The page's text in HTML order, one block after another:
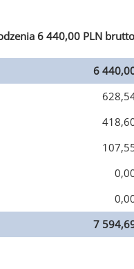
6 440,00 PLN brutto
6
7